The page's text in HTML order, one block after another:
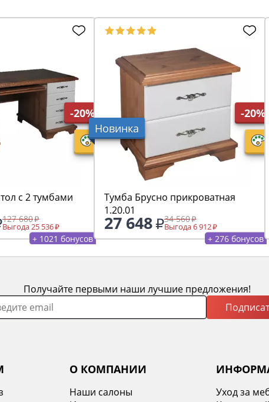
-20%
с 2 тумбами
127 680
Выгода 25 536
+ 1021 бонусов
Новинка
-20%
Тумба Брусно прикроватная
1.20.01
27 648 34 560
Выгода 6 912
+ 276 бонусов
Получайте первыми наши лучшие предложения!
О КОМПАНИИ
Наши салоны
Уход за